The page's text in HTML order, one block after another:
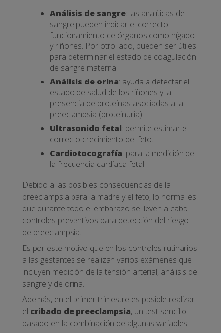
Análisis de sangre: las analíticas de
sangre pueden indicar el correcto
funcionamiento de órganos como hígado
y riñones. Por otro lado, pueden ser útiles
para determinar el estado de coagulación
de sangre materna.
Análisis de orina: ayuda a detectar el
estado de salud de los riñones y la
presencia de proteínas asociadas a la
preeclampsia (proteinuria).
Ultrasonido fetal: permite estimar el
correcto crecimiento del feto.
Cardiotocografía: para la medición de
la frecuencia cardíaca fetal.
Debido a las posibles consecuencias de la
preeclampsia para la madre y el feto, lo normal es
que durante todo el embarazo se lleven a cabo
controles preventivos para detección del riesgo
de preeclampsia.
Es por este motivo que en los controles rutinarios
a las gestantes se realizan varios exámenes que
incluyen medición de la tensión arterial, análisis de
sangre y de orina.
Además, en el primer trimestre es posible realizar
el cribado de preeclampsia, un test sencillo
basado en la combinación de algunas variables.